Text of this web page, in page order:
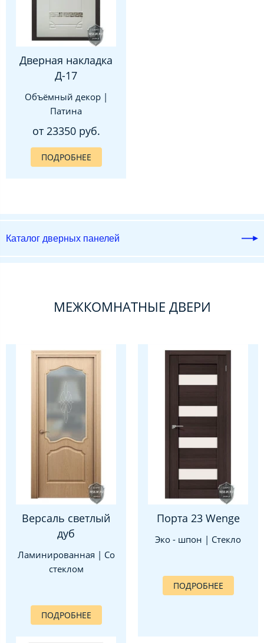
Дверная накладка
Д-17
Объёмный декор |
Патина
от 23350 руб.
ПОДРОБНЕЕ
Каталог дверных панелей
МЕЖКОМНАТНЫЕ ДВЕРИ
Версаль светлый
дуб
Ламинированная | Со
стеклом
ПОДРОБНЕЕ
Порта 23 Wenge
Эко - шпон | Стекло
ПОДРОБНЕЕ